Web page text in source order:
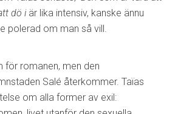
dö iär lika intensiv, kanske ännu
polerad om man så vill.
för romanen, men den
Salé återkommer. Taïas
om alla former av exil: